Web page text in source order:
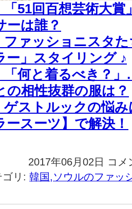
「51回百想芸術大
ーは誰？
ファッショニスタ
ー」スタイリング ♪
「何と着るべき？
の相性抜群の服は？
ゲストルックの悩
ースーツ】で解決！
2017年06月02日
韓
旅
｜
コメ
ゴリ: 韓国,ソウルのファッ